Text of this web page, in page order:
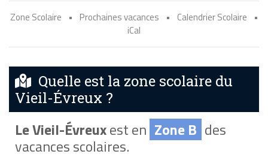
Zone Scolaire • Prochaines vacances • Calendrier Scolaire
•
iCal
Quelle est la zone scolaire du
Vieil-Évreux ?
Le Vieil-Évreuxest en Zone B des
vacances scolaires.